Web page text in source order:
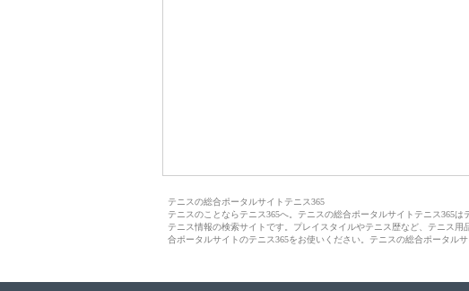
テニスの総合ポータルサイトテニス365
テニスのことならテニス365へ。テニスの総合ポータルサイトテニス365
テニス情報の検索サイトです。プレイスタイルやテニス歴など、テニス
合ポータルサイトのテニス365をお使いください。テニスの総合ポータル